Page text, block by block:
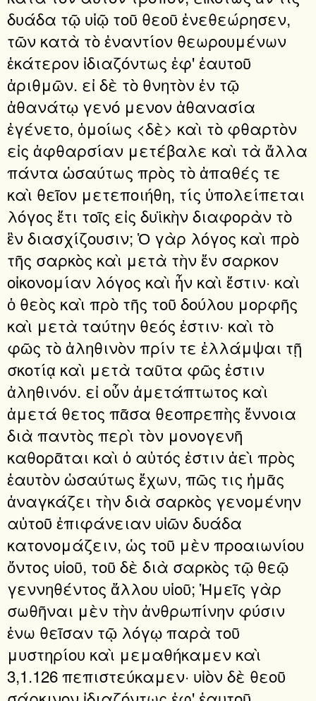
δυάδα τῷ υἱῷ τοῦ θεοῦ ἐνεθεώρησεν,
τῶν κατὰ τὸ ἐναντίον θεωρουμένων
ἑκάτερον ἰδιαζόντως ἐφ' ἑαυτοῦ
ἀριθμῶν. εἰ δὲ τὸ θνητὸν ἐν τῷ
ἀθανάτῳ γενό μενον ἀθανασία
ἐγένετο, ὁμοίως <δὲ> καὶ τὸ φθαρτὸν
εἰς ἀφθαρσίαν μετέβαλε καὶ τὰ ἄλλα
πάντα ὡσαύτως πρὸς τὸ ἀπαθές τε
καὶ θεῖον μετεποιήθη, τίς ὑπολείπεται
λόγος ἔτι τοῖς εἰς δυϊκὴν διαφορὰν τὸ
ἓν διασχίζουσιν; Ὁ γὰρ λόγος καὶ πρὸ
τῆς σαρκὸς καὶ μετὰ τὴν ἔν σαρκον
οἰκονομίαν λόγος καὶ ἦν καὶ ἔστιν· καὶ
ὁ θεὸς καὶ πρὸ τῆς τοῦ δούλου μορφῆς
καὶ μετὰ ταύτην θεός ἐστιν· καὶ τὸ
φῶς τὸ ἀληθινὸν πρίν τε ἐλλάμψαι τῇ
σκοτίᾳ καὶ μετὰ ταῦτα φῶς ἐστιν
ἀληθινόν. εἰ οὖν ἀμετάπτωτος καὶ
ἀμετά θετος πᾶσα θεοπρεπὴς ἔννοια
διὰ παντὸς περὶ τὸν μονογενῆ
καθορᾶται καὶ ὁ αὐτός ἐστιν ἀεὶ πρὸς
ἑαυτὸν ὡσαύτως ἔχων, πῶς τις ἡμᾶς
ἀναγκάζει τὴν διὰ σαρκὸς γενομένην
αὐτοῦ ἐπιφάνειαν υἱῶν δυάδα
κατονομάζειν, ὡς τοῦ μὲν προαιωνίου
ὄντος υἱοῦ, τοῦ δὲ διὰ σαρκὸς τῷ θεῷ
γεννηθέντος ἄλλου υἱοῦ; Ἡμεῖς γὰρ
σωθῆναι μὲν τὴν ἀνθρωπίνην φύσιν
ἑνω θεῖσαν τῷ λόγῳ παρὰ τοῦ
μυστηρίου καὶ μεμαθήκαμεν καὶ
3,1.126 πεπιστεύκαμεν· υἱὸν δὲ θεοῦ